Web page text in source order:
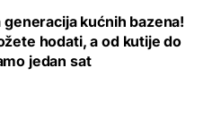
generacija kućnih bazena!
hodati, a od kutije do
jedan sat